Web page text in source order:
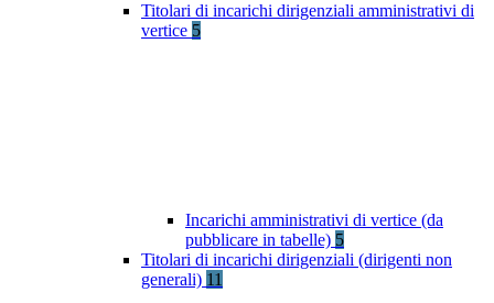
Titolari di incarichi dirigenziali amministrativi di
vertice 5
Incarichi amministrativi di vertice (da
pubblicare in tabelle) 5
Titolari di incarichi dirigenziali (dirigenti non
generali) 11